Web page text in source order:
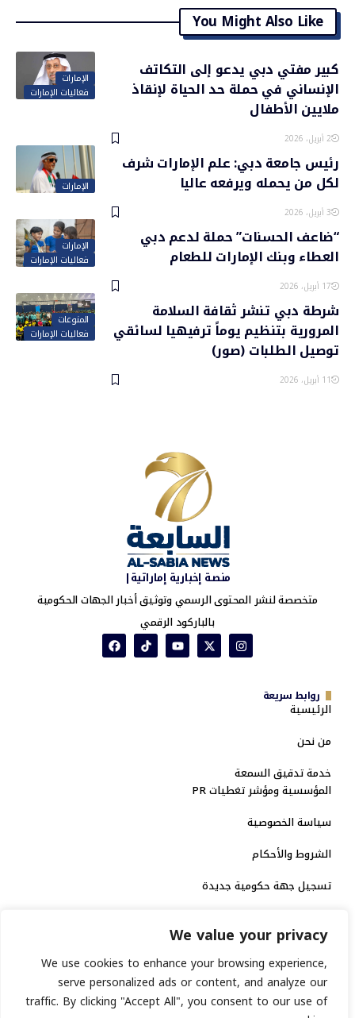
We value your privacy
We use cookies to enhance your browsing experience,
serve personalized ads or content, and analyze our
traffic. By clicking "Accept All", you consent to our use of
You Might Also Like
الإمارات
فعاليات الإمارات
كبير مفتي دبي يدعو إلى التكاتف
الإنساني في حملة حد الحياة لإنقاذ
ملايين الأطفال
2 أبريل، 2026
الإمارات
رئيس جامعة دبي: علم الإمارات شرف
لكل من يحمله ويرفعه عاليا
3 أبريل، 2026
الإمارات
فعاليات الإمارات
“ضاعف الحسنات” حملة لدعم دبي
العطاء وبنك الإمارات للطعام
17 أبريل، 2026
المنوعات
فعاليات الإمارات
شرطة دبي تنشر ثقافة السلامة
المرورية بتنظيم يوماً ترفيهيا لسائقي
توصيل الطلبات (صور)
11 أبريل، 2026
منصة إخبارية إماراتية|
متخصصة لنشر المحتوى الرسمي وتوثيق أخبار الجهات الحكومية
بالباركود الرقمي
روابط سريعة
الرئيسية
من نحن
خدمة تدقيق السمعة
المؤسسية ومؤشر تغطيات PR
سياسة الخصوصية
الشروط والأحكام
تسجيل جهة حكومية جديدة
الاعتماد الرسمي
منصة إخبارية مرخصة
انشر خبرك